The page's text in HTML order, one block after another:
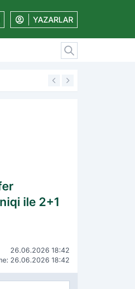
YAZARLAR
19:11 Amedspor'dan
ile 2+1
26.06.2026 18:42
26.06.2026 18:42